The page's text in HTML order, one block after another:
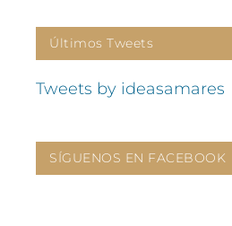
Últimos Tweets
Tweets by ideasamares
SÍGUENOS EN FACEBOOK